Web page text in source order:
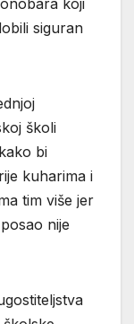
siguran
školi
bi
kuharima i
tim više jer
nije